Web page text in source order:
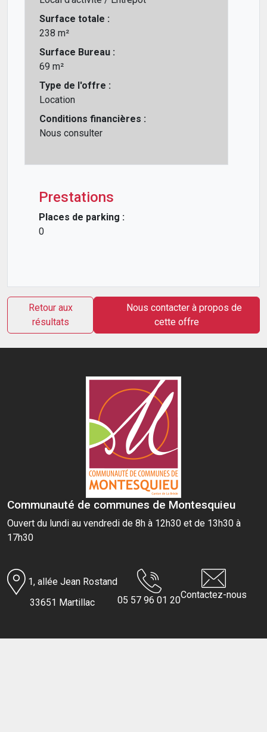
Surface totale :
238 m²
Surface Bureau :
69 m²
Type de l'offre :
Location
Conditions financières :
Nous consulter
Prestations
Places de parking :
0
Retour aux
résultats
Nous contacter à propos de
cette offre
Communauté de communes de Montesquieu
Ouvert du lundi au vendredi de 8h à 12h30 et de 13h30 à
17h30
1, allée Jean Rostand
33651 Martillac
05 57 96 01 20Contactez-nous